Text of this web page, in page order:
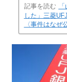
記事を読む
した」三菱
〈事件はなぜ